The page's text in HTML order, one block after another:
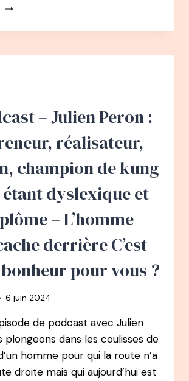
130
–
ALIX-
NUMÉRO
1
DE
TENNIS
EN
FAUTEUIL,
À
VICE
PRÉSIDENTE
LA
FFT
ET
– Julien Peron :
réalisateur,
champion de kung
dyslexique et
– L’homme
derrière C’est
pour vous ?
6 juin 2024
de podcast avec Julien
plongeons dans les coulisses de
homme pour qui la route n’a
droite mais qui aujourd’hui est